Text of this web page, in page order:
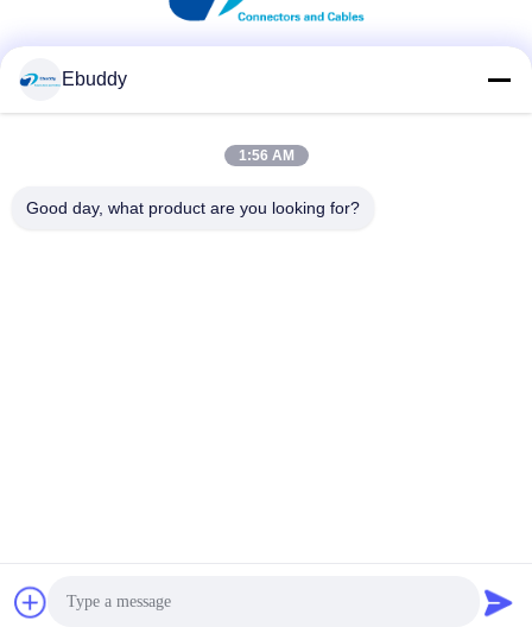
Cina Buona qualità Connettori di cavo circolari Fornitore. 2017-
2026 Ebuddy Technology Co.,Limited Tutti i diritti riservati.
Ebuddy
1:56 AM
Good day, what product are you looking for?